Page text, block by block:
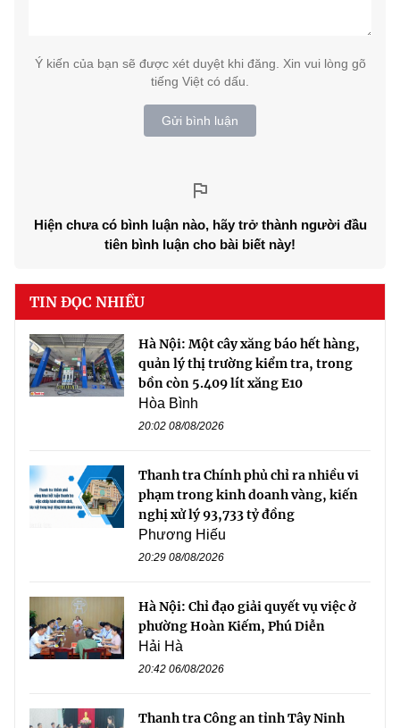
Ý kiến của bạn sẽ được xét duyệt khi đăng. Xin vui lòng gõ
tiếng Việt có dấu.
Gửi bình luận
Hiện chưa có bình luận nào, hãy trở thành người đầu
tiên bình luận cho bài biết này!
TIN ĐỌC NHIỀU
Hà Nội: Một cây xăng báo hết hàng,
quản lý thị trường kiểm tra, trong
bồn còn 5.409 lít xăng E10
Hòa Bình
20:02 08/08/2026
Thanh tra Chính phủ chỉ ra nhiều vi
phạm trong kinh doanh vàng, kiến
nghị xử lý 93,733 tỷ đồng
Phương Hiếu
20:29 08/08/2026
Hà Nội: Chỉ đạo giải quyết vụ việc ở
phường Hoàn Kiếm, Phú Diễn
Hải Hà
20:42 06/08/2026
Thanh tra Công an tỉnh Tây Ninh